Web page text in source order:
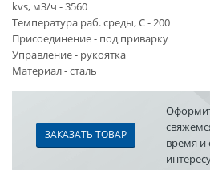
kvs, м3/ч - 3560
Температура раб. среды, С - 200
Присоединение - под приварку
Управление - рукоятка
Материал - сталь
ЗАКАЗАТЬ ТОВАР
время и